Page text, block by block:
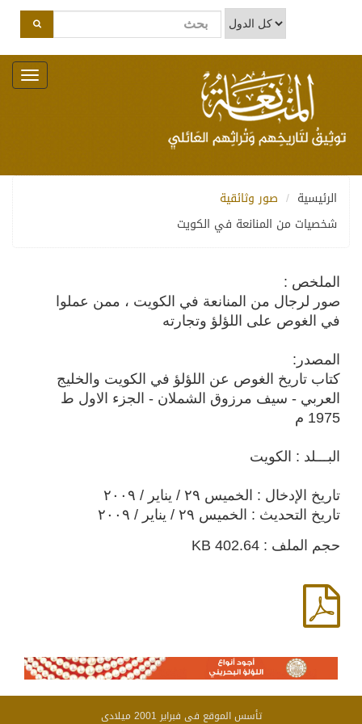
Toggle
navigation
الرئيسية
صور وثائقية
شخصيات من المنانعة في الكويت
الملخص :
صور لرجال من المنانعة في الكويت ، ممن عملوا
في الغوص على اللؤلؤ وتجارته
المصدر:
كتاب تاريخ الغوص عن اللؤلؤ في الكويت والخليج
العربي - سيف مرزوق الشملان - الجزء الاول ط
1975 م
البـــلد : الكويت
تاريخ الإدخال : الخميس ٢٩ / يناير / ٢٠٠٩
تاريخ التحديث : الخميس ٢٩ / يناير / ٢٠٠٩
حجم الملف : 402.64 KB
تأسس الموقع فى فبراير 2001 ميلادى